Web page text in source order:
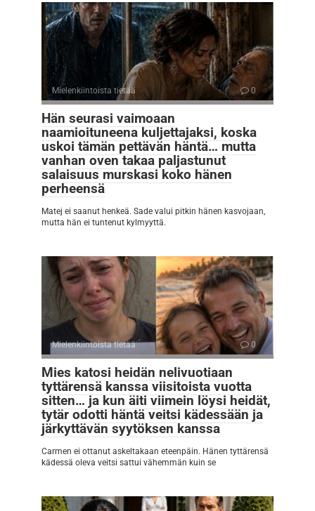
Mielenkiintoista tietää 0
Hän seurasi vaimoaan
naamioituneena kuljettajaksi, koska
uskoi tämän pettävän häntä… mutta
vanhan oven takaa paljastunut
salaisuus murskasi koko hänen
perheensä
Matej ei saanut henkeä. Sade valui pitkin hänen kasvojaan,
mutta hän ei tuntenut kylmyyttä.
Mielenkiintoista tietää 0
Mies katosi heidän nelivuotiaan
tyttärensä kanssa viisitoista vuotta
sitten… ja kun äiti viimein löysi heidät,
tytär odotti häntä veitsi kädessään ja
järkyttävän syytöksen kanssa
Carmen ei ottanut askeltakaan eteenpäin. Hänen tyttärensä
kädessä oleva veitsi sattui vähemmän kuin se